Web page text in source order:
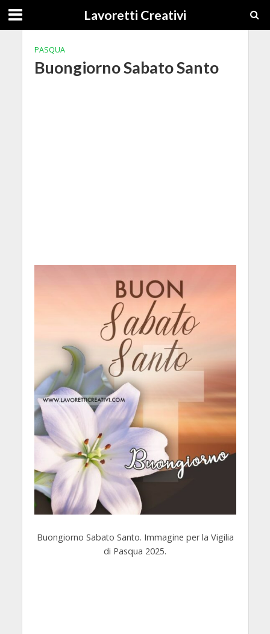
Lavoretti Creativi
PASQUA
Buongiorno Sabato Santo
Buongiorno Sabato Santo. Immagine per la Vigilia
di Pasqua 2025.